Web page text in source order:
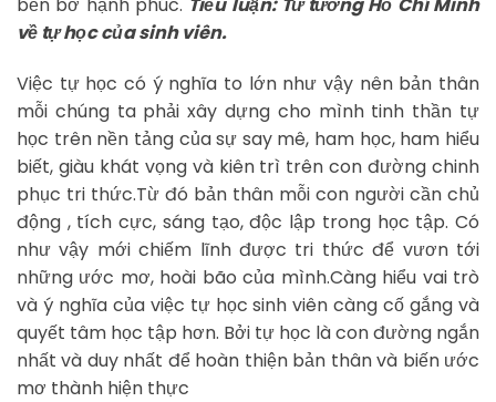
về tự học của sinh viên.
Việc tự học có ý nghĩa to lớn như vậy nên bản thân
mỗi chúng ta phải xây dựng cho mình tinh thần tự
học trên nền tảng của sự say mê, ham học, ham hiểu
biết, giàu khát vọng và kiên trì trên con đường chinh
phục tri thức.Từ đó bản thân mỗi con người cần chủ
động , tích cực, sáng tạo, độc lập trong học tập. Có
như vậy mới chiếm lĩnh được tri thức để vươn tới
những ước mơ, hoài bão của mình.Càng hiểu vai trò
và ý nghĩa của việc tự học sinh viên càng cố gắng và
quyết tâm học tập hơn. Bởi tự học là con đường ngắn
nhất và duy nhất để hoàn thiện bản thân và biến ước
mơ thành hiện thực